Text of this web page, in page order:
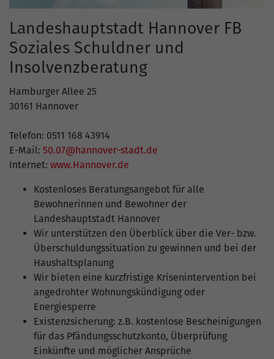
Landeshauptstadt Hannover FB
Soziales Schuldner und
Insolvenzberatung
Hamburger Allee 25
30161 Hannover
Telefon: 0511 168 43914
E-Mail: 50.07@hannover-stadt.de
Internet: www.Hannover.de
Kostenloses Beratungsangebot für alle
Bewohnerinnen und Bewohner der
Landeshauptstadt Hannover
Wir unterstützen den Überblick über die Ver- bzw.
Überschuldungssituation zu gewinnen und bei der
Haushaltsplanung
Wir bieten eine kurzfristige Krisenintervention bei
angedrohter Wohnungskündigung oder
Energiesperre
Existenzsicherung: z.B. kostenlose Bescheinigungen
für das Pfändungsschutzkonto, Überprüfung
Einkünfte und möglicher Ansprüche